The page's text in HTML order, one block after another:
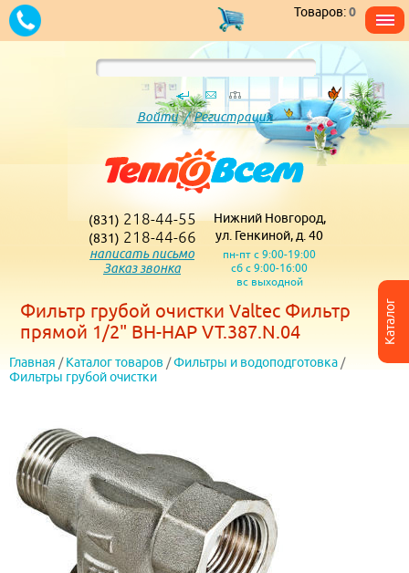
Каталог
Товаров:0
Войти/Регистрация
(831) 218-44-55
(831) 218-44-66
написать письмо
Заказ звонка
Нижний Новгород,
ул. Генкиной, д. 40
пн-пт с 9:00-19:00
сб с 9:00-16:00
вс выходной
Фильтр грубой очистки Valtec Фильтр
прямой 1/2" ВН-НАР VT.387.N.04
Главная / Каталог товаров /Фильтры и водоподготовка /
Фильтры грубой очистки